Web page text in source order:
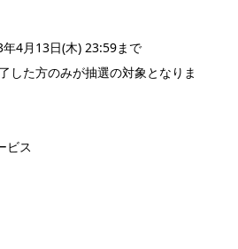
4月13日(木) 23:59まで
した方のみが抽選の対象となりま
ビス